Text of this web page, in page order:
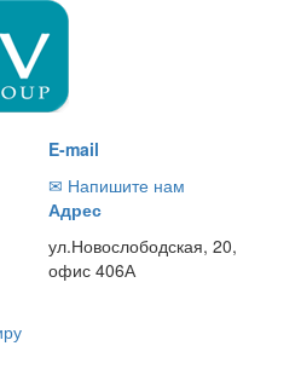
E-mail
✉ Напишите нам
Адрес
ул.Новослободская, 20,
офис 406А